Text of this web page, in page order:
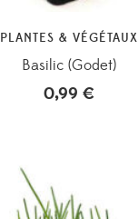
PLANTES & VÉGÉTAUX
Basilic (Godet)
0,99 €